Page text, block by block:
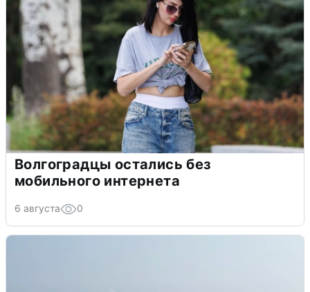
Волгоградцы остались без
мобильного интернета
6 августа 0